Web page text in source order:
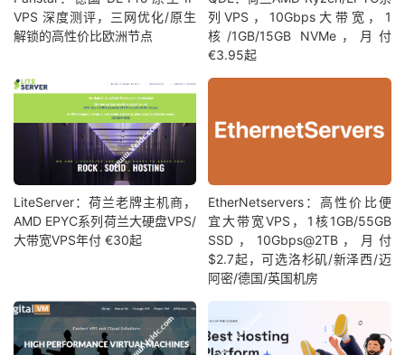
VPS 深度测评，三网优化/原生
解锁的高性价比欧洲节点
列VPS，10Gbps大带宽，1
核/1GB/15GB NVMe，月付
€3.95起
LiteServer：荷兰老牌主机商，
AMD EPYC系列荷兰大硬盘VPS/
大带宽VPS年付 €30起
EtherNetservers：高性价比便
宜大带宽VPS，1核1GB/55GB
SSD，10Gbps@2TB，月付
$2.7起，可选洛杉矶/新泽西/迈
阿密/德国/英国机房